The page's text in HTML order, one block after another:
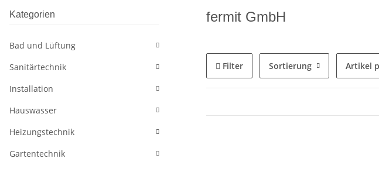
fermit GmbH
Filter Sortierung Artikel
Kategorien
Bad und Lüftung
Sanitärtechnik
Installation
Hauswasser
Heizungstechnik
Gartentechnik